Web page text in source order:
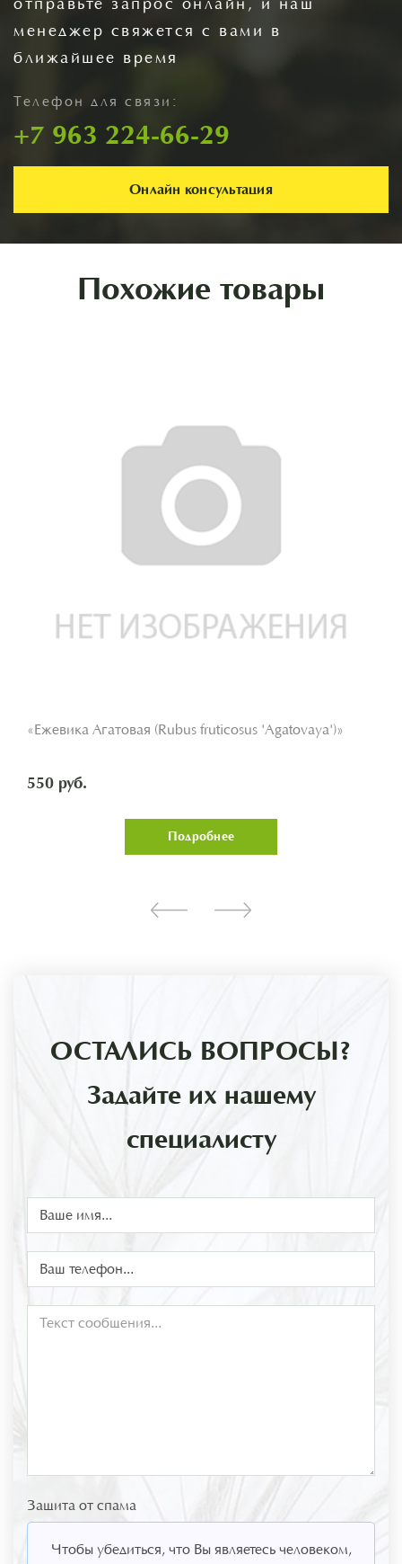
отправьте запрос онлайн, и наш
менеджер свяжется с вами в
ближайшее время
Телефон для связи:
+7 963 224-66-29
Онлайн консультация
Похожие товары
«Ежевика Агатовая (Rubus fruticosus 'Agatovaya')»
550 руб.
Подробнее
ОСТАЛИСЬ ВОПРОСЫ?
Задайте их нашему
специалисту
Защита от спама
Чтобы убедиться, что Вы являетесь человеком,